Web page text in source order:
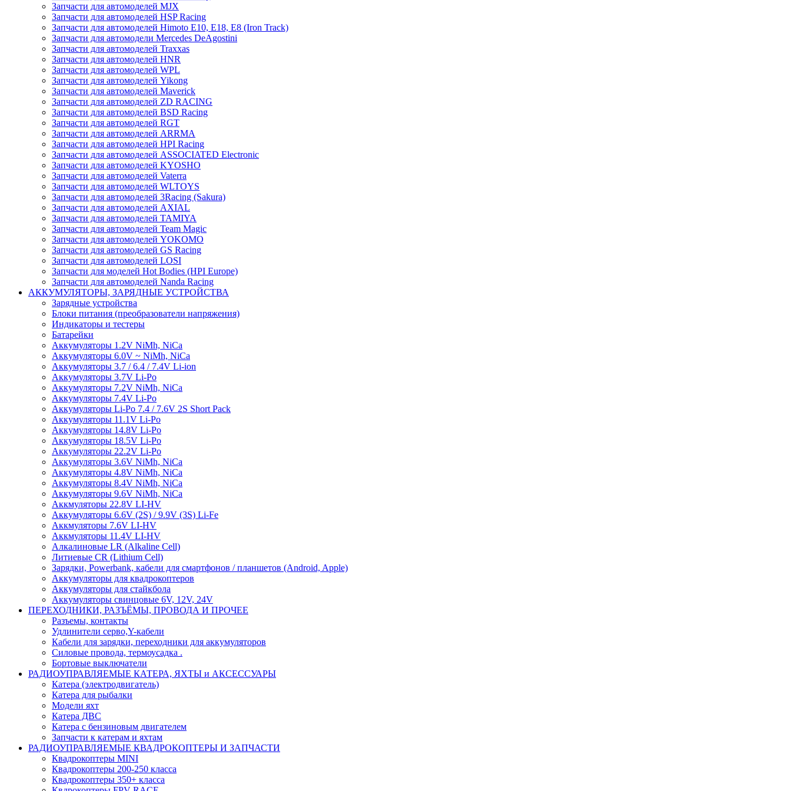
Запчасти для автомоделей MJX
Запчасти для автомоделей HSP Racing
Запчасти для автомоделей Himoto E10, E18, E8 (Iron Track)
Запчасти для автомодели Mercedes DeAgostini
Запчасти для автомоделей Traxxas
Запчасти для автомоделей HNR
Запчасти для автомоделей WPL
Запчасти для автомоделей Yikong
Запчасти для автомоделей Maverick
Запчасти для автомоделей ZD RACING
Запчасти для автомоделей BSD Racing
Запчасти для автомоделей RGT
Запчасти для автомоделей ARRMA
Запчасти для автомоделей HPI Racing
Запчасти для автомоделей ASSOCIATED Electronic
Запчасти для автомоделей KYOSHO
Запчасти для автомоделей Vaterra
Запчасти для автомоделей WLTOYS
Запчасти для автомоделей 3Racing (Sakura)
Запчасти для автомоделей AXIAL
Запчасти для автомоделей TAMIYA
Запчасти для автомоделей Team Magic
Запчасти для автомоделей YOKOMO
Запчасти для автомоделей GS Racing
Запчасти для автомоделей LOSI
Запчасти для моделей Hot Bodies (HPI Europe)
Запчасти для автомоделей Nanda Racing
АККУМУЛЯТОРЫ, ЗАРЯДНЫЕ УСТРОЙСТВА
Зарядные устройства
Блоки питания (преобразователи напряжения)
Индикаторы и тестеры
Батарейки
Аккумуляторы 1.2V NiMh, NiCa
Аккумуляторы 6.0V ~ NiMh, NiCa
Аккумуляторы 3.7 / 6.4 / 7.4V Li-ion
Аккумуляторы 3.7V Li-Po
Аккумуляторы 7.2V NiMh, NiCa
Аккумуляторы 7.4V Li-Po
Аккумуляторы Li-Po 7.4 / 7.6V 2S Short Pack
Аккумуляторы 11.1V Li-Po
Аккумуляторы 14.8V Li-Po
Аккумуляторы 18.5V Li-Po
Аккумуляторы 22.2V Li-Po
Аккумуляторы 3.6V NiMh, NiCa
Аккумуляторы 4.8V NiMh, NiCa
Аккумуляторы 8.4V NiMh, NiCa
Аккумуляторы 9.6V NiMh, NiCa
Аккмуляторы 22.8V LI-HV
Аккумуляторы 6.6V (2S) / 9.9V (3S) Li-Fe
Аккмуляторы 7.6V LI-HV
Аккмуляторы 11.4V LI-HV
Алкалиновые LR (Alkaline Cell)
Литиевые CR (Lithium Сell)
Зарядки, Powerbank, кабели для смартфонов / планшетов (Android, Apple)
Аккумуляторы для квадрокоптеров
Аккумуляторы для стайкбола
Аккумуляторы свинцовые 6V, 12V, 24V
ПЕРЕХОДНИКИ, РАЗЪЁМЫ, ПРОВОДА И ПРОЧЕЕ
Разъемы, контакты
Удлинители серво,Y-кабели
Кабели для зарядки, переходники для аккумуляторов
Силовые провода, термоусадка .
Бортовые выключатели
РАДИОУПРАВЛЯЕМЫЕ КАТЕРА, ЯХТЫ и АКСЕССУАРЫ
Катера (электродвигатель)
Катера для рыбалки
Модели яхт
Катера ДВС
Катера с бензиновым двигателем
Запчасти к катерам и яхтам
РАДИОУПРАВЛЯЕМЫЕ КВАДРОКОПТЕРЫ И ЗАПЧАСТИ
Квадрокоптеры MINI
Квадрокоптеры 200-250 класса
Квадрокоптеры 350+ класса